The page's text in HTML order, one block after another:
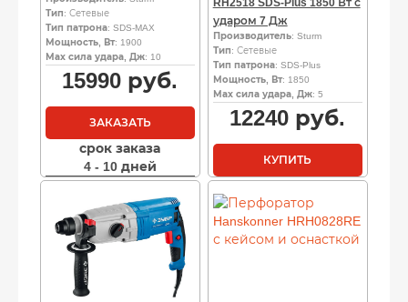
Тип: Сетевые
Тип патрона: SDS-MAX
Мощность, Вт: 1900
Мах сила удара, Дж: 10
15990 руб.
ЗАКАЗАТЬ
срок заказа
4 - 10 дней
ударом 7 Дж
Производитель: Sturm
Тип: Сетевые
Тип патрона: SDS-Plus
Мощность, Вт: 1850
Мах сила удара, Дж: 5
12240 руб.
КУПИТЬ